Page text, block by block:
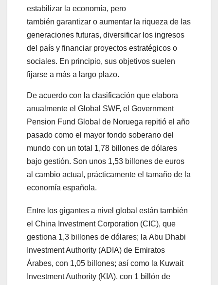
estabilizar la economía, pero
también garantizar o aumentar la riqueza de las
generaciones futuras, diversificar los ingresos
del país y financiar proyectos estratégicos o
sociales. En principio, sus objetivos suelen
fijarse a más a largo plazo.
De acuerdo con la clasificación que elabora
anualmente el Global SWF, el Government
Pension Fund Global de Noruega repitió el año
pasado como el mayor fondo soberano del
mundo con un total 1,78 billones de dólares
bajo gestión. Son unos 1,53 billones de euros
al cambio actual, prácticamente el tamaño de la
economía española.
Entre los gigantes a nivel global están también
el China Investment Corporation (CIC), que
gestiona 1,3 billones de dólares; la Abu Dhabi
Investment Authority (ADIA) de Emiratos
Árabes, con 1,05 billones; así como la Kuwait
Investment Authority (KIA), con 1 billón de